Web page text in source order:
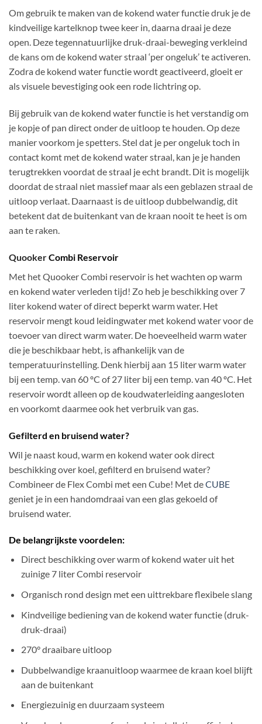
Om gebruik te maken van de kokend water functie druk je de
kindveilige kartelknop twee keer in, daarna draai je deze
open. Deze tegennatuurlijke druk-draai-beweging verkleind
de kans om de kokend water straal ‘per ongeluk’ te activeren.
Zodra de kokend water functie wordt geactiveerd, gloeit er
als visuele bevestiging ook een rode lichtring op.
Bij gebruik van de kokend water functie is het verstandig om
je kopje of pan direct onder de uitloop te houden. Op deze
manier voorkom je spetters. Stel dat je per ongeluk toch in
contact komt met de kokend water straal, kan je je handen
terugtrekken voordat de straal je echt brandt. Dit is mogelijk
doordat de straal niet massief maar als een geblazen straal de
uitloop verlaat. Daarnaast is de uitloop dubbelwandig, dit
betekent dat de buitenkant van de kraan nooit te heet is om
aan te raken.
QuookerCombi Reservoir
Met het Quooker Combi reservoir is het wachten op warm
en kokend water verleden tijd! Zo heb je beschikking over 7
liter kokend water of direct beperkt warm water. Het
reservoir mengt koud leidingwater met kokend water voor de
toevoer van direct warm water. De hoeveelheid warm water
die je beschikbaar hebt, is afhankelijk van de
temperatuurinstelling. Denk hierbij aan 15 liter warm water
bij een temp. van 60 ºC of 27 liter bij een temp. van 40 ºC. Het
reservoir wordt alleen op de koudwaterleiding aangesloten
en voorkomt daarmee ook het verbruik van gas.
Gefilterd en bruisend water?
Wil je naast koud, warm en kokend water ook direct
beschikking over koel, gefilterd en bruisend water?
Combineer de Flex Combi met een Cube! Met deCUBE
geniet je in een handomdraai van een glas gekoeld of
bruisend water.
De belangrijkste voordelen:
Direct beschikking over warm of kokend water uit het
zuinige 7 liter Combi reservoir
Organisch rond design met een uittrekbare flexibele slang
Kindveilige bediening van de kokend water functie (druk-
druk-draai)
270° draaibare uitloop
Dubbelwandige kraanuitloop waarmee de kraan koel blijft
aan de buitenkant
Energiezuinig en duurzaam systeem